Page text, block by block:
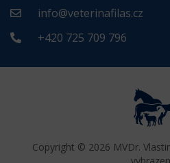
info@veterinafilas.cz
+420 725 709 796
Copyright © 2026 MVDr.